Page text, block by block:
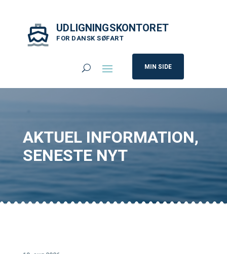
UDLIGNINGSKONTORET
FOR DANSK SØFART
MIN SIDE
AKTUEL INFORMATION,
SENESTE NYT